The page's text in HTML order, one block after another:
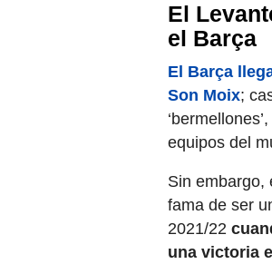
El
el Barça
El Barça
Son Moix;
equipos del
Sin embargo,
fama de ser
2021/22
una victoria